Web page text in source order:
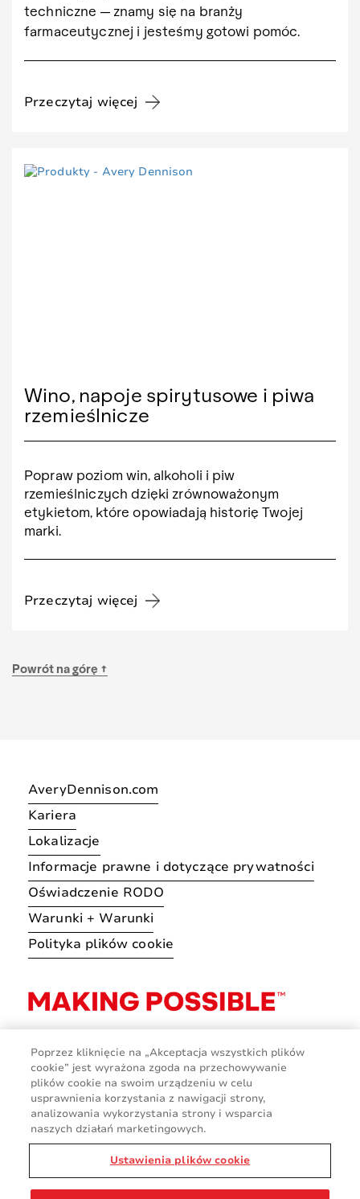
techniczne — znamy się na branży
farmaceutycznej i jesteśmy gotowi pomóc.
Przeczytaj więcej
Wino, napoje spirytusowe i piwa
rzemieślnicze
Popraw poziom win, alkoholi i piw
rzemieślniczych dzięki zrównoważonym
etykietom, które opowiadają historię Twojej
marki.
Przeczytaj więcej
Powrót na górę ↑
AveryDennison.com
Kariera
Lokalizacje
Informacje prawne i dotyczące prywatności
Oświadczenie RODO
Warunki + Warunki
Polityka plików cookie
© 2026 Avery Dennison Corporation
Poprzez kliknięcie na „Akceptacja wszystkich plików
cookie” jest wyrażona zgoda na przechowywanie
plików cookie na swoim urządzeniu w celu
usprawnienia korzystania z nawigacji strony,
analizowania wykorzystania strony i wsparcia
naszych działań marketingowych.
Ustawienia plików cookie